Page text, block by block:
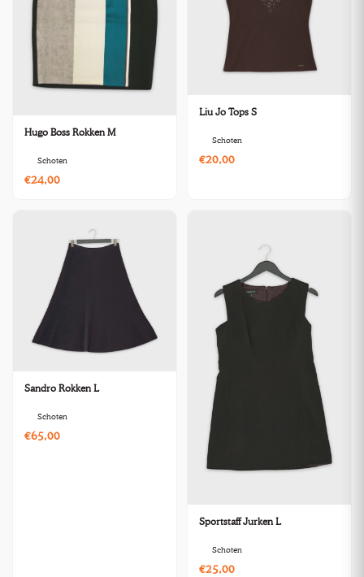
Hugo Boss Rokken M
Schoten
€24,00
Liu Jo Tops S
Schoten
€20,00
Sandro Rokken L
Schoten
€65,00
Sportstaff Jurken L
Schoten
€25,00